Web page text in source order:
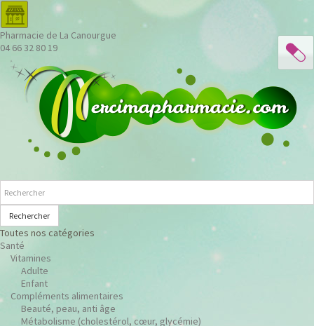
Pharmacie de La Canourgue
04 66 32 80 19
Rechercher
Toutes nos catégories
Santé
Vitamines
Adulte
Enfant
Compléments alimentaires
Beauté, peau, anti âge
Métabolisme (cholestérol, cœur, glycémie)